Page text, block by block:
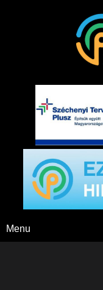
Paks FM
Menu